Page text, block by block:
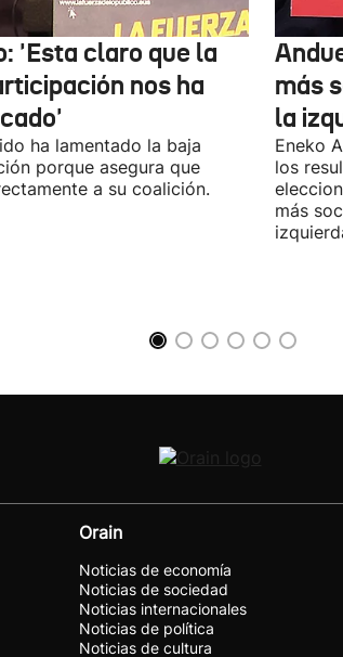
'Esta claro que la
nos ha
ha lamentado la baja
porque asegura que
a su coalición.
más
la
Eneko
los
más
Orain
Noticias de economía
Noticias de sociedad
Noticias internacionales
Noticias de política
Noticias de cultura